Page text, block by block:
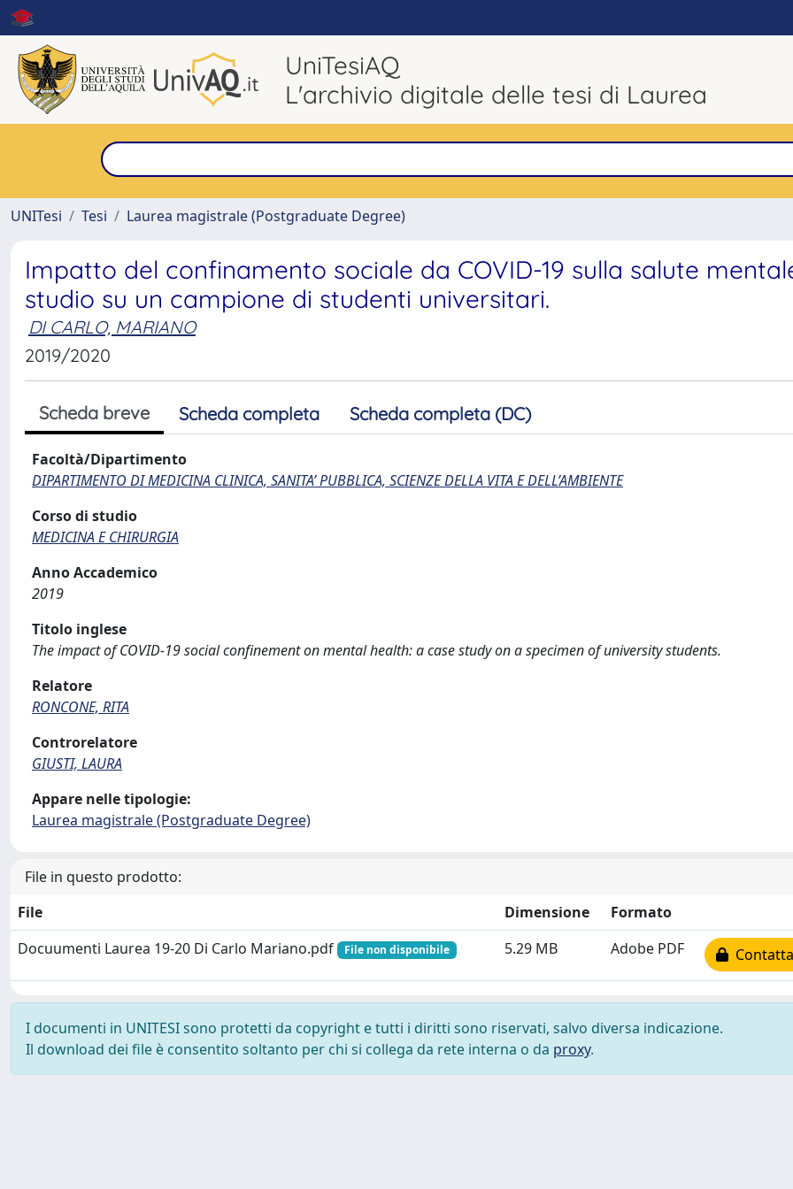
UniTesiAQ
L'archivio digitale delle tesi di Laurea
UNITesi
Tesi Laurea magistrale (Postgraduate Degree)
Impatto del confinamento sociale da COVID-19 sulla salute
studio su un campione di studenti universitari.
DI CARLO, MARIANO
2019/2020
Scheda breve Scheda completa Scheda completa (DC)
Facoltà/Dipartimento
DIPARTIMENTO DI MEDICINA CLINICA, SANITA’ PUBBLICA, SCIENZE DELLA VITA E DELL’AMBIENTE
Corso di studio
MEDICINA E CHIRURGIA
Anno Accademico
2019
Titolo inglese
The impact of COVID-19 social confinement on mental health: a case study on a specimen of university students.
Relatore
RONCONE, RITA
Controrelatore
GIUSTI, LAURA
Appare nelle tipologie:
Laurea magistrale (Postgraduate Degree)
File in questo prodotto:
File
Dimensione
Formato
Docuumenti Laurea 19-20 Di Carlo Mariano.pdf
File non disponibile 5.29 MB Adobe PDF
I documenti in UNITESI sono protetti da copyright e tutti i diritti sono riservati, salvo diversa indicazione.
Il download dei file è consentito soltanto per chi si collega da rete interna o da proxy.